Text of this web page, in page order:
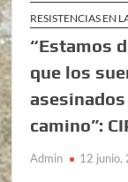
RESISTENCIAS EN
“Estamos
que los
camino”:
Admin 12 junio,